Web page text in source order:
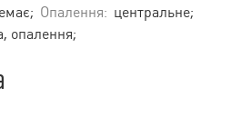
Опалення: центральне;
опалення;